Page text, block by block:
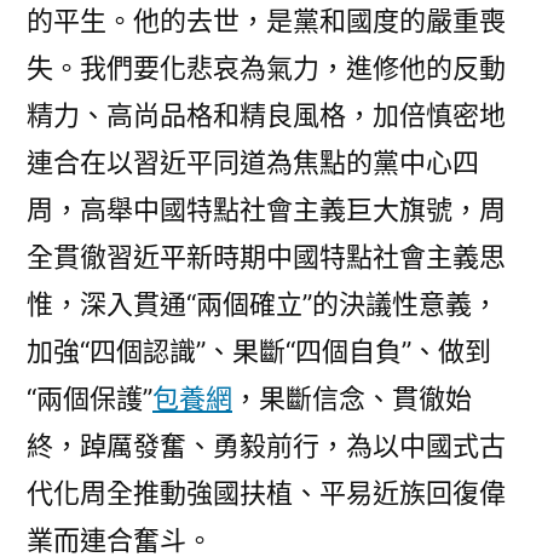
的平生。他的去世，是黨和國度的嚴重喪
失。我們要化悲哀為氣力，進修他的反動
精力、高尚品格和精良風格，加倍慎密地
連合在以習近平同道為焦點的黨中心四
周，高舉中國特點社會主義巨大旗號，周
全貫徹習近平新時期中國特點社會主義思
惟，深入貫通“兩個確立”的決議性意義，
加強“四個認識”、果斷“四個自負”、做到
“兩個保護”包養網 ，果斷信念、貫徹始
終，踔厲發奮、勇毅前行，為以中國式古
代化周全推動強國扶植、平易近族回復偉
業而連合奮斗。